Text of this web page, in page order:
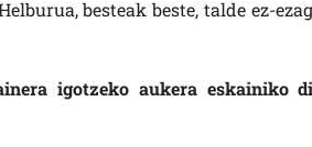
besteak beste, talde ez-
igotzeko aukera eskainiko